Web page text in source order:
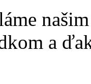
a